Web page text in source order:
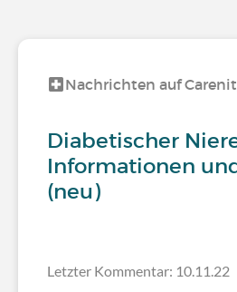
Nachrichten auf
Diabetischer
Informationen
(neu)
Letzter Kommentar: 10.11.22